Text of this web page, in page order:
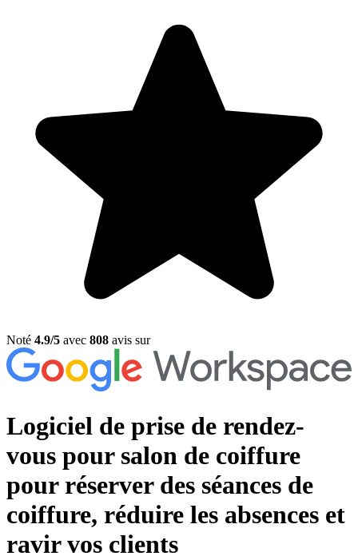
Noté 4.9/5 avec 808 avis sur
Logiciel de prise de rendez-
vous pour salon de coiffure
pour réserver des séances de
coiffure, réduire les absences et
ravir vos clients